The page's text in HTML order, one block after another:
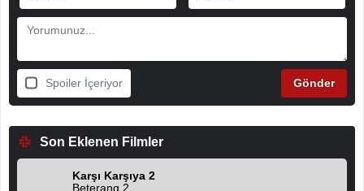
Spoiler İçeriyor
Son Eklenen Filmler
Karşı Karşıya 2
Beterang 2